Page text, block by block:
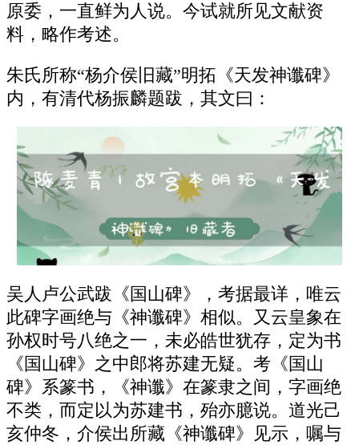
原委，一直鲜为人说。今试就所见文献资
料，略作考述。
朱氏所称“杨介侯旧藏”明拓《天发神谶碑》
内，有清代杨振麟题跋，其文曰：
吴人卢公武跋《国山碑》，考据最详，唯云
此碑字画绝与《神谶碑》相似。又云皇象在
孙权时号八绝之一，未必皓世犹存，定为书
《国山碑》之中郎将苏建无疑。考《国山
碑》系篆书，《神谶》在篆隶之间，字画绝
不类，而定以为苏建书，殆亦臆说。道光己
亥仲冬，介侯出所藏《神谶碑》见示，嘱与